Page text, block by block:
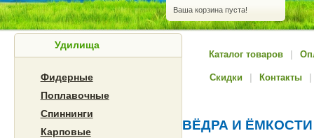
Ваша корзина пуста!
Удилища
Фидерные
Поплавочные
Спиннинги
Карповые
Каталог товаров
Скидки Контакты
ВЁДРА И ЁМКОСТИ